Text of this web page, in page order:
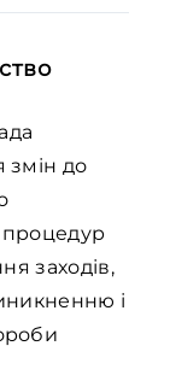
змін до
заходів,
і